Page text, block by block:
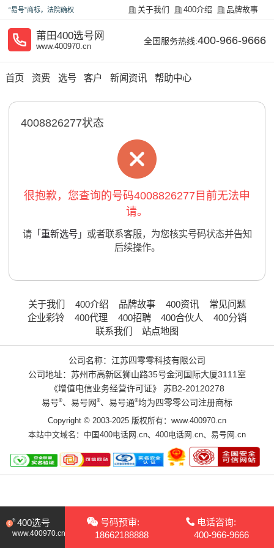
“易号”商标，法院确权 关于我们 400介绍 品牌故事
莆田400选号网
www.400970.cn
全国服务热线:400-966-9666
首页 资费 选号 客户 新闻资讯 帮助中心
4008826277状态
很抱歉，您查询的号码4008826277目前无法申
请。
请「重新选号」 或者联系客服，为您核实号码状态并告知
后续操作。
关于我们 400介绍 品牌故事 400资讯
常见问题
企业彩铃
400代理 400招聘 400合伙人
400分销
联系我们
站点地图
公司名称：江苏四零零科技有限公司
公司地址：苏州市高新区狮山路35号金河国际大厦3111室
《增值电信业务经营许可证》
苏B2-20120278
易号®、易号网 ®、易号通®均为四零零公司注册商标
Copyright © 2003-2025 版权所有：www.400970.cn
本站中文域名： 中国400电话网.cn、 400电话网.cn、 易号网.cn
400选号
www.400970.cn
号码预审:
18662188888
电话咨询:
400-966-9666